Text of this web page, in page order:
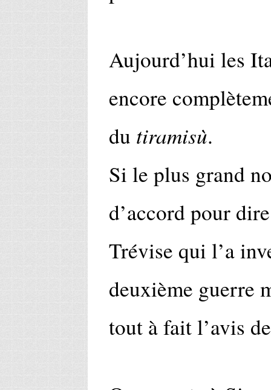
Aujourd’hui les
encore
du tiramisù.
Si le plus grand
d’accord pour
Trévise qui l’a
deuxième guerre
tout à fait l’avis